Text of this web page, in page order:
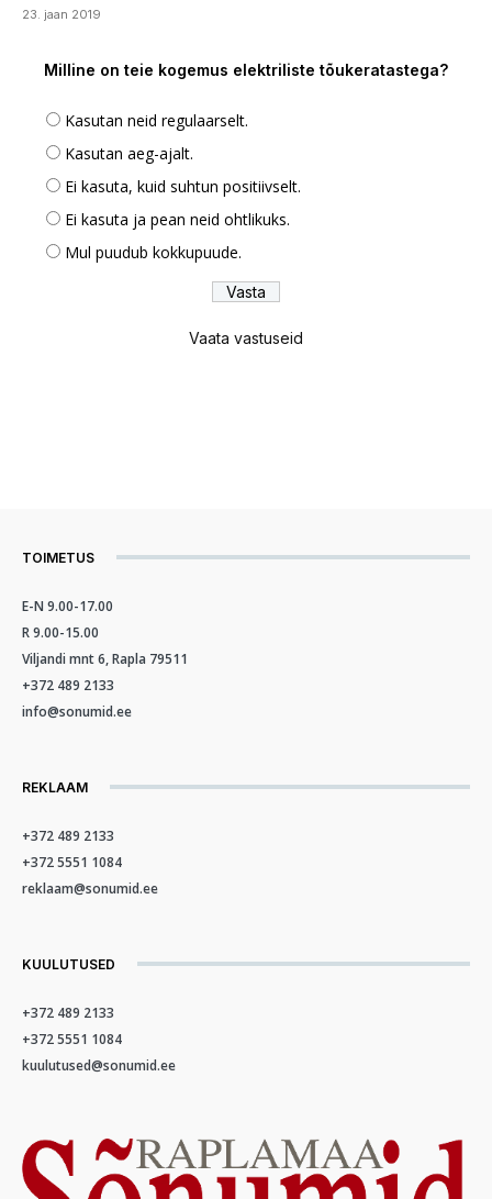
23. jaan 2019
Milline on teie kogemus elektriliste tõukeratastega?
Kasutan neid regulaarselt.
Kasutan aeg-ajalt.
Ei kasuta, kuid suhtun positiivselt.
Ei kasuta ja pean neid ohtlikuks.
Mul puudub kokkupuude.
Vaata vastuseid
TOIMETUS
E-N 9.00-17.00
R 9.00-15.00
Viljandi mnt 6, Rapla 79511
+372 489 2133
info@sonumid.ee
REKLAAM
+372 489 2133
+372 5551 1084
reklaam@sonumid.ee
KUULUTUSED
+372 489 2133
+372 5551 1084
kuulutused@sonumid.ee